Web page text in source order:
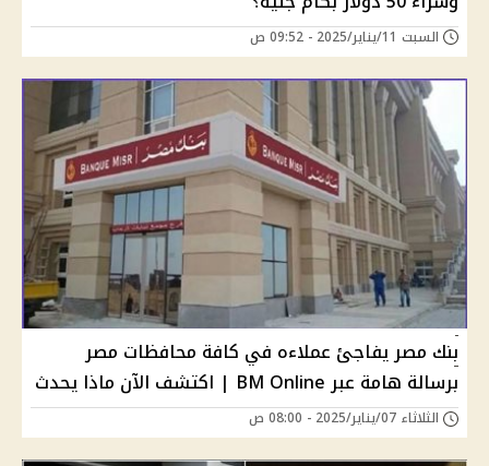
السبت 11/يناير/2025 - 09:52 ص
بنك مصر يفاجئ عملاءه في كافة محافظات مصر
برسالة هامة عبر BM Online | اكتشف الآن ماذا يحدث
الثلاثاء 07/يناير/2025 - 08:00 ص